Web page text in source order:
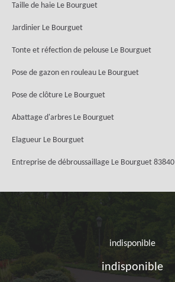
Taille de haie Le Bourguet
Jardinier Le Bourguet
Tonte et réfection de pelouse Le Bourguet
Pose de gazon en rouleau Le Bourguet
Pose de clôture Le Bourguet
Abattage d'arbres Le Bourguet
Elagueur Le Bourguet
Entreprise de débroussaillage Le Bourguet 83840
indisponible
indisponible